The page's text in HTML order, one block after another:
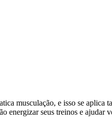
musculação, e isso se aplica
energizar seus treinos e ajudar